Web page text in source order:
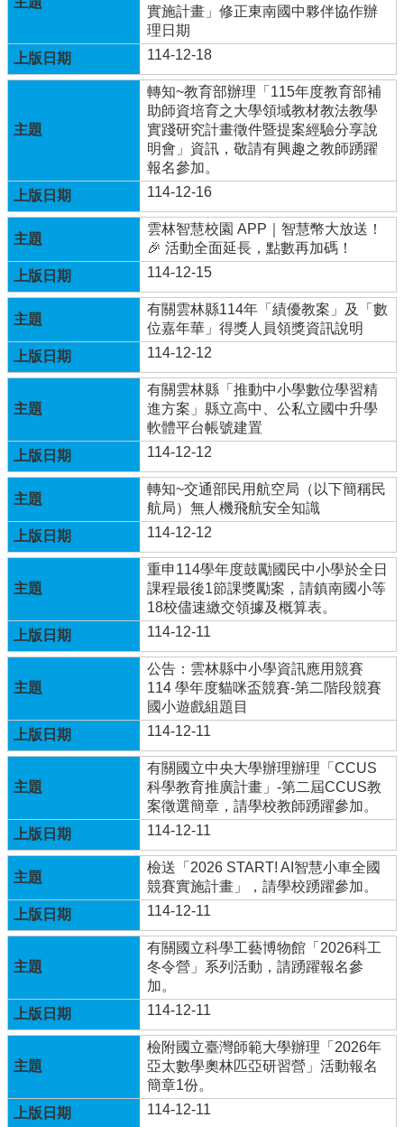
程
體
計
廣
小
生
活
點
(臉
書)
廣
興
國
附
幼
兒
園
臉
書
回
首
頁
網
站
覽
雲
林
縣
教
育
網
114
年
全
國
運
會
雲
林
網
資
料
實施計畫」修正東南國中夥伴協作辦
理日期
114-12-18
轉知~教育部辦理「115年度教育部補
助師資培育之大學領域教材教法教學
實踐研究計畫徵件暨提案經驗分享說
明會」資訊，敬請有興趣之教師踴躍
報名參加。
114-12-16
雲林智慧校園 APP｜智慧幣大放送！
🎉 活動全面延長，點數再加碼！
114-12-15
有關雲林縣114年「績優教案」及「數
位嘉年華」得獎人員領獎資訊說明
114-12-12
有關雲林縣「推動中小學數位學習精
進方案」縣立高中、公私立國中升學
軟體平台帳號建置
114-12-12
轉知~交通部民用航空局（以下簡稱民
航局）無人機飛航安全知識
114-12-12
重申114學年度鼓勵國民中小學於全日
課程最後1節課獎勵案，請鎮南國小等
18校儘速繳交領據及概算表。
114-12-11
公告：雲林縣中小學資訊應用競賽
114 學年度貓咪盃競賽-第二階段競賽
國小遊戲組題目
114-12-11
有關國立中央大學辦理辦理「CCUS
科學教育推廣計畫」-第二屆CCUS教
案徵選簡章，請學校教師踴躍參加。
114-12-11
檢送「2026 START! AI智慧小車全國
競賽實施計畫」，請學校踴躍參加。
114-12-11
有關國立科學工藝博物館「2026科工
冬令營」系列活動，請踴躍報名參
加。
114-12-11
檢附國立臺灣師範大學辦理「2026年
亞太數學奧林匹亞研習營」活動報名
簡章1份。
114-12-11